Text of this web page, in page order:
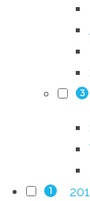
3
1